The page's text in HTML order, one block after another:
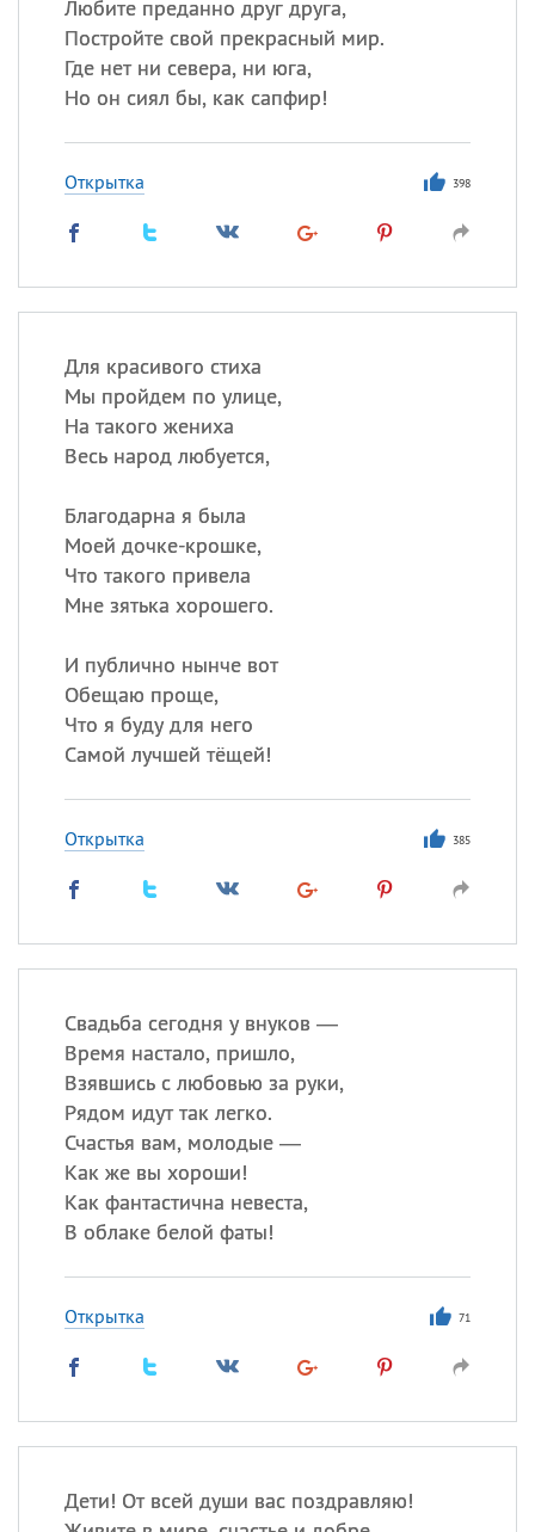
Любите преданно друг друга,
Постройте свой прекрасный мир.
Где нет ни севера, ни юга,
Но он сиял бы, как сапфир!
Открытка 398
Для красивого стиха
Мы пройдем по улице,
На такого жениха
Весь народ любуется,
Благодарна я была
Моей дочке-крошке,
Что такого привела
Мне зятька хорошего.
И публично нынче вот
Обещаю проще,
Что я буду для него
Самой лучшей тёщей!
Открытка 385
Свадьба сегодня у внуков —
Время настало, пришло,
Взявшись с любовью за руки,
Рядом идут так легко.
Счастья вам, молодые —
Как же вы хороши!
Как фантастична невеста,
В облаке белой фаты!
Открытка 71
Дети! От всей души вас поздравляю!